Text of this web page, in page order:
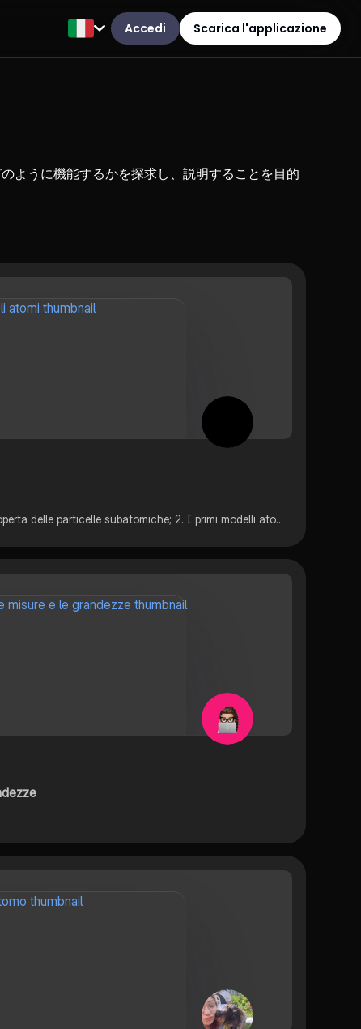
Accedi Scarica l'applicazione
ように機能するかを探求し、説明することを目的
Questo pdf comprende: 1. La scoperta delle particelle subatomiche; 2. I primi modelli atomici; 3. Numero atomico, numero di massa e isotopi; 4. La luce: onda e particella; 5. Bohr; 6. I numeri quantici; 7. Il principio di esclusione di Pauli.